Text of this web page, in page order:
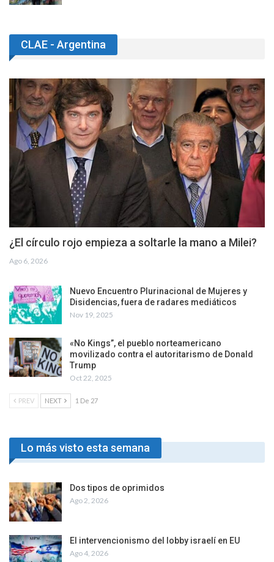
CLAE - Argentina
¿El círculo rojo empieza a soltarle la mano a Milei?
Ago 6, 2026
Nuevo Encuentro Plurinacional de Mujeres y
Disidencias, fuera de radares mediáticos
Nov 19, 2025
«No Kings”, el pueblo norteamericano
movilizado contra el autoritarismo de Donald
Trump
Oct 22, 2025
PREV NEXT 1 De 27
Lo más visto esta semana
Dos tipos de oprimidos
Ago 2, 2026
El intervencionismo del lobby israelí en EU
Ago 4, 2026